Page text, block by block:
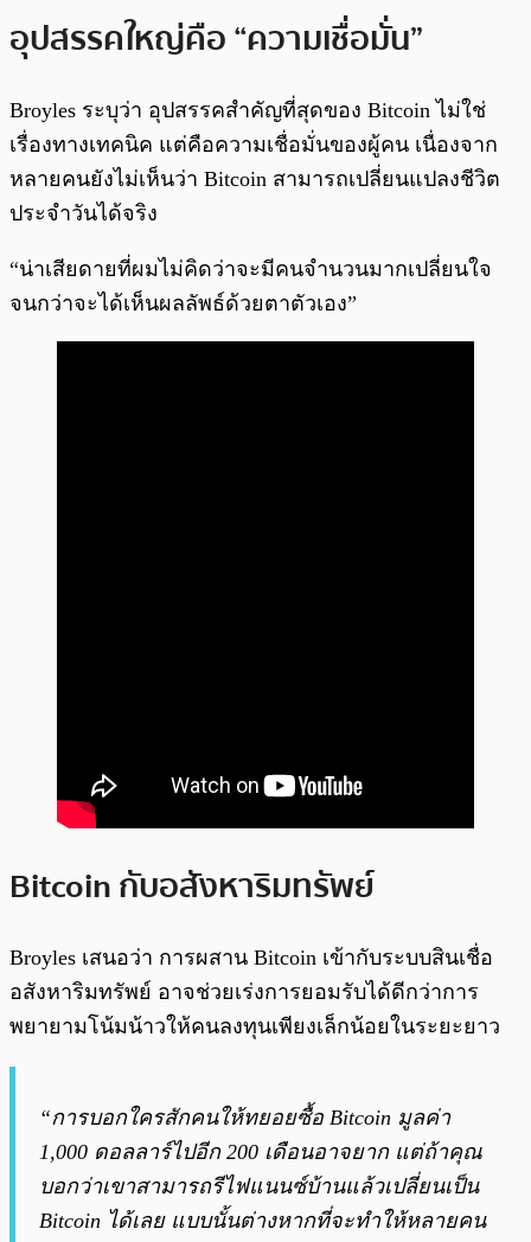
อุปสรรคใหญ่คือ “ความเชื่อมั่น”
Broyles ระบุว่า อุปสรรคสำคัญที่สุดของ Bitcoin ไม่ใช่
เรื่องทางเทคนิค แต่คือความเชื่อมั่นของผู้คน เนื่องจาก
หลายคนยังไม่เห็นว่า Bitcoin สามารถเปลี่ยนแปลงชีวิต
ประจำวันได้จริง
“น่าเสียดายที่ผมไม่คิดว่าจะมีคนจำนวนมากเปลี่ยนใจ
จนกว่าจะได้เห็นผลลัพธ์ด้วยตาตัวเอง”
Bitcoin กับอสังหาริมทรัพย์
Broyles เสนอว่า การผสาน Bitcoin เข้ากับระบบสินเชื่อ
อสังหาริมทรัพย์ อาจช่วยเร่งการยอมรับได้ดีกว่าการ
พยายามโน้มน้าวให้คนลงทุนเพียงเล็กน้อยในระยะยาว
“การบอกใครสักคนให้ทยอยซื้อ Bitcoin มูลค่า
1,000 ดอลลาร์ไปอีก 200 เดือนอาจยาก แต่ถ้าคุณ
บอกว่าเขาสามารถรีไฟแนนซ์บ้านแล้วเปลี่ยนเป็น
Bitcoin ได้เลย แบบนั้นต่างหากที่จะทำให้หลายคน